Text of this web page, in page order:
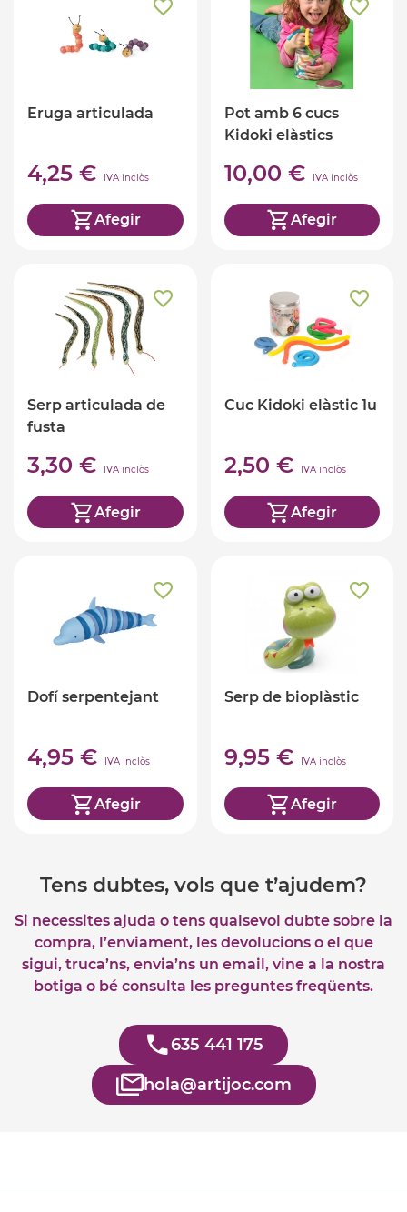
Eruga articulada
4,25 € IVA inclòs
Afegir
Pot amb 6 cucs
Kidoki elàstics
10,00 € IVA inclòs
Afegir
Serp articulada de
fusta
3,30 € IVA inclòs
Afegir
Cuc Kidoki elàstic 1u
2,50 € IVA inclòs
Afegir
Dofí serpentejant
4,95 € IVA inclòs
Afegir
Serp de bioplàstic
9,95 € IVA inclòs
Afegir
Tens dubtes, vols que t’ajudem?
Si necessites ajuda o tens qualsevol dubte sobre la
compra, l’enviament, les devolucions o el que
sigui, truca’ns, envia’ns un email, vine a la nostra
botiga o bé consulta les preguntes freqüents.
635 441 175
hola@artijoc.com